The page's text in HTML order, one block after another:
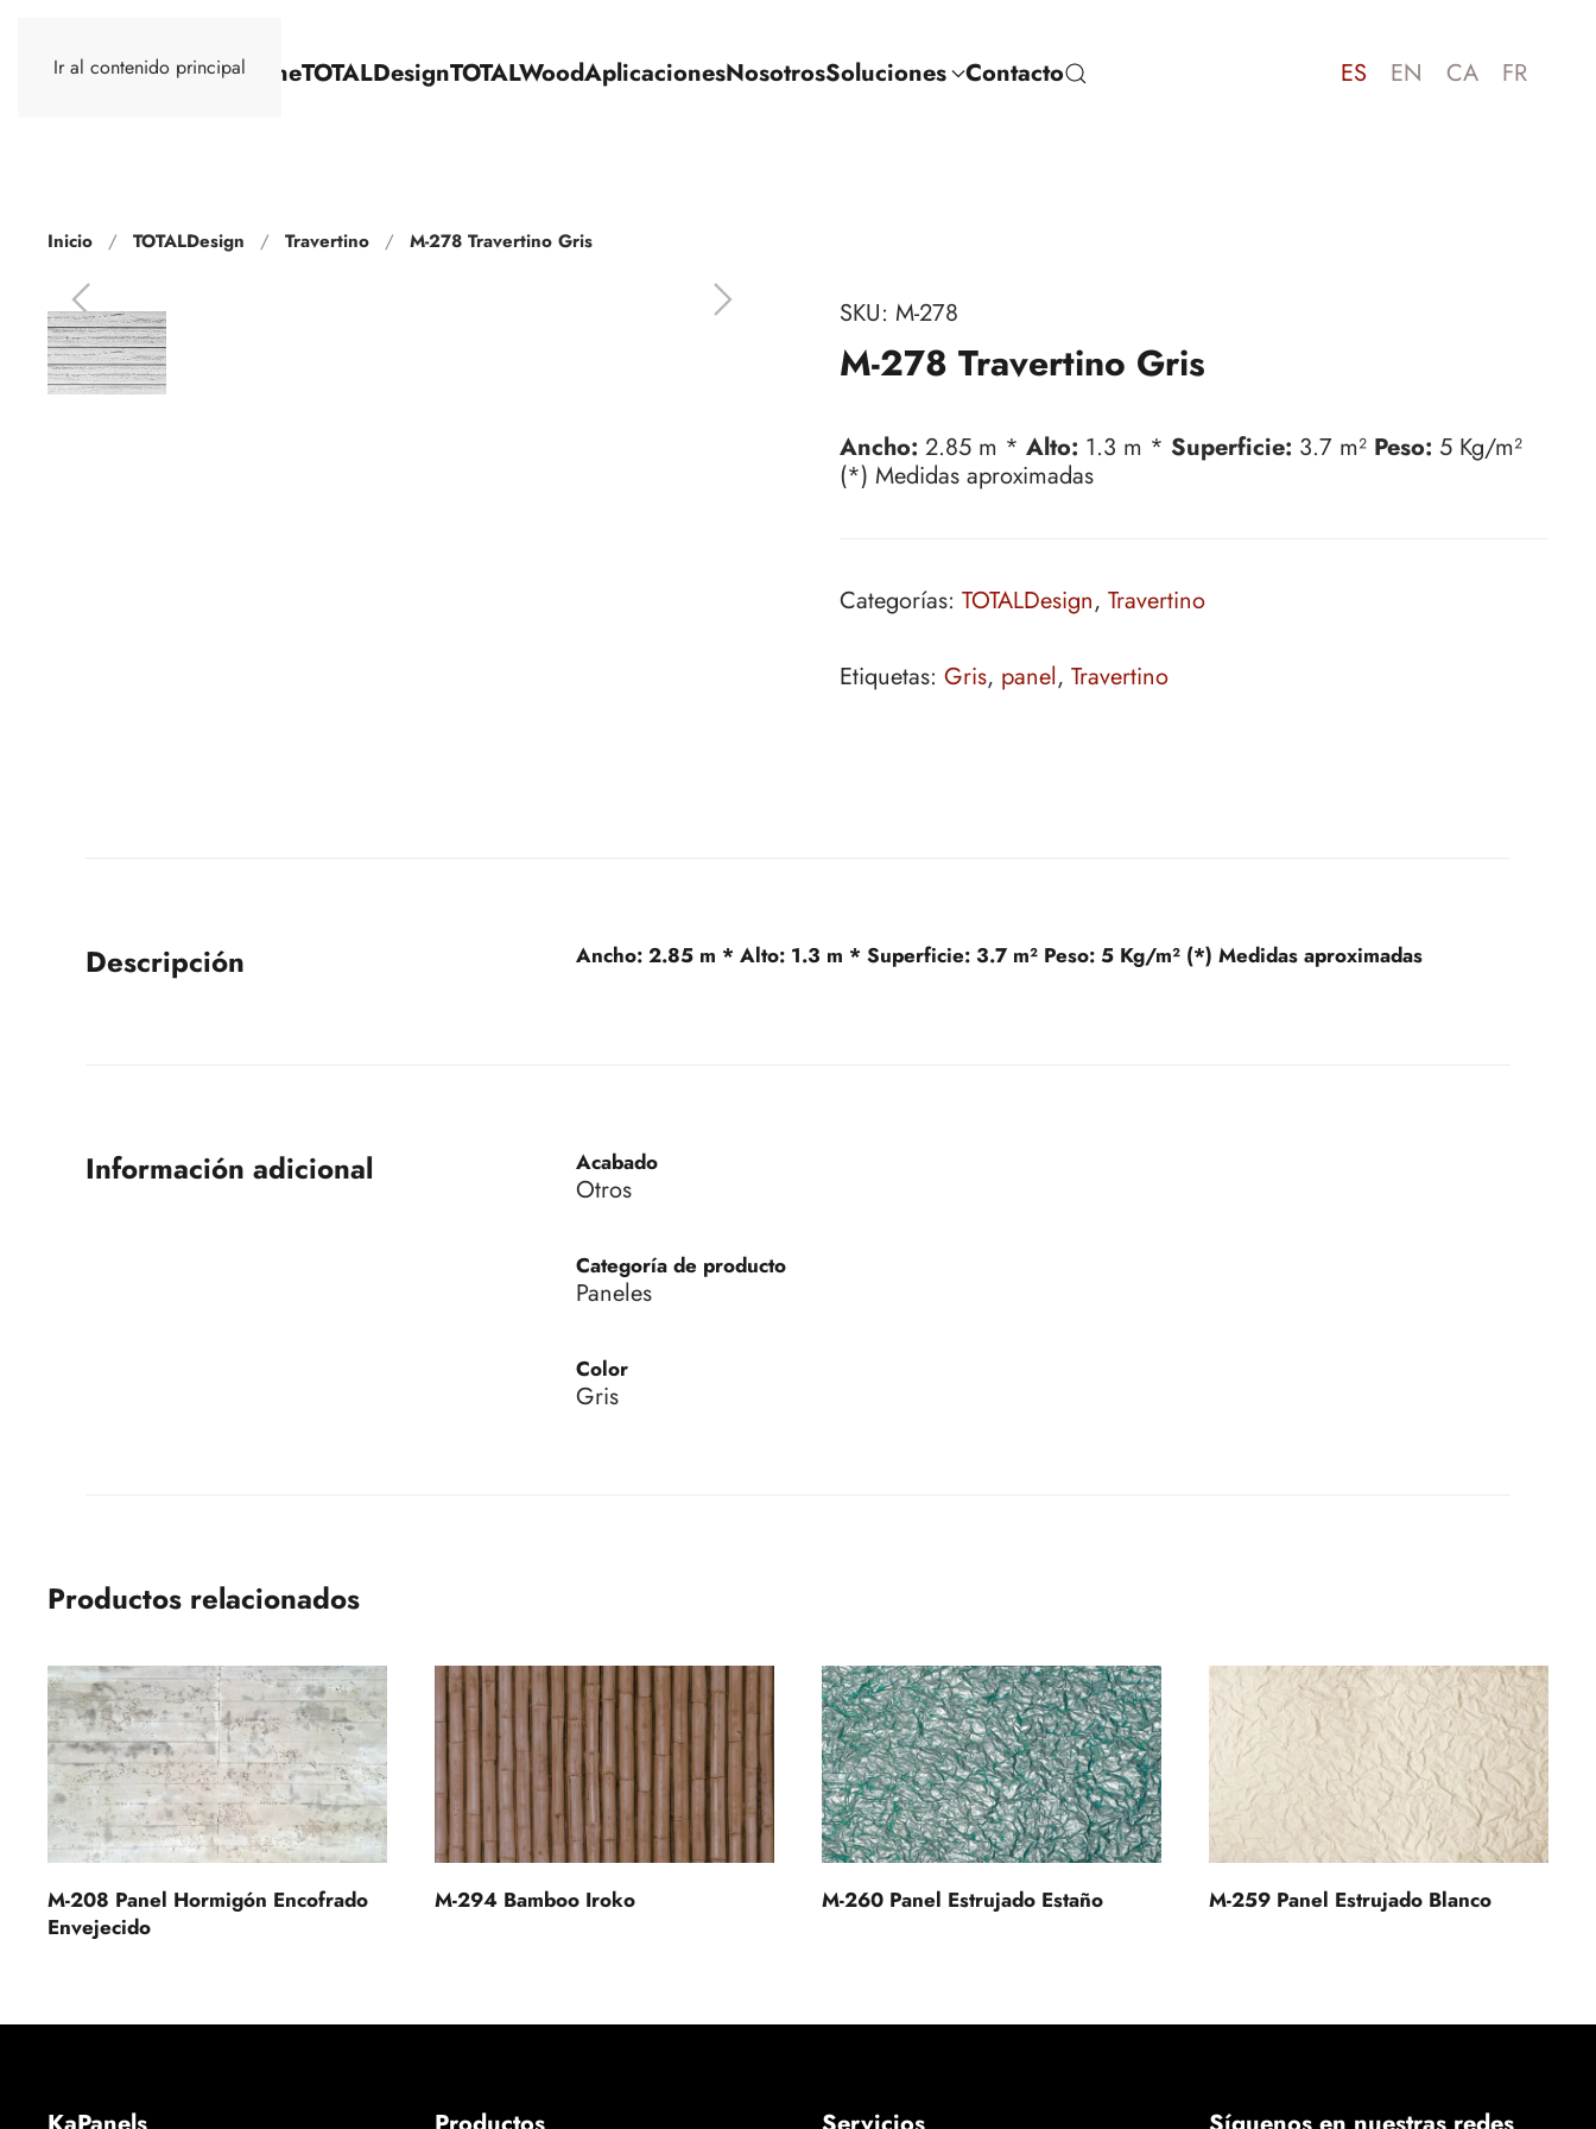
Ir al contenido principal
TOTALStoneTOTALDesignTOTALWoodAplicacionesNosotrosSoluciones Contacto ES EN CA FR
Inicio TOTALDesign Travertino M-278 Travertino Gris
SKU: M-278
M-278 Travertino Gris
Ancho: 2.85 m * Alto: 1.3 m * Superficie: 3.7 m² Peso: 5 Kg/m²
(*) Medidas aproximadas
Categorías: TOTALDesign, Travertino
Etiquetas: Gris, panel, Travertino
Descripción Ancho: 2.85 m *Alto: 1.3 m *Superficie: 3.7 m² Peso: 5 Kg/m² (*) Medidas aproximadas
Información adicional Acabado
Otros
Categoría de producto
Paneles
Color
Gris
Productos relacionados
M-208 Panel Hormigón Encofrado
Envejecido
M-294 Bamboo Iroko M-260 Panel Estrujado Estaño M-259 Panel Estrujado Blanco